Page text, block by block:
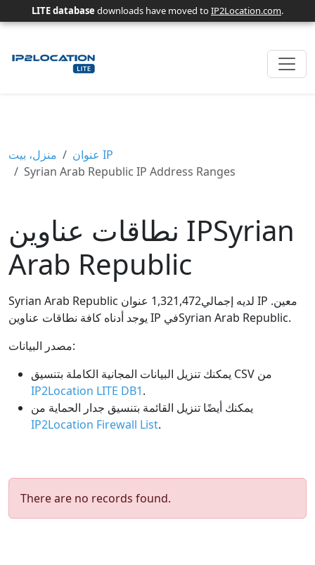
LITE database downloads have moved toIP2Location.com.
منزل، بيت
عنوان IP
Syrian Arab Republic IP Address Ranges
نطاقات عناوين IPSyrian
Arab Republic
Syrian Arab Republic لديه إجمالي1,321,472 عنوان IP معين.
يوجد أدناه كافة نطاقات عناوين IP فيSyrian Arab Republic.
مصدر البيانات:
يمكنك تنزيل البيانات المجانية الكاملة بتنسيق CSV من
IP2Location LITE DB1.
يمكنك أيضًا تنزيل القائمة بتنسيق جدار الحماية من
IP2Location Firewall List.
There are no records found.